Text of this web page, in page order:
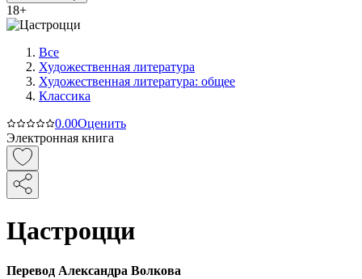
18+
Все
Художественная литература
Художественная литература: общее
Классика
0.00Оценить
Электронная книга
Цастроцци
Перевод Александра Волкова